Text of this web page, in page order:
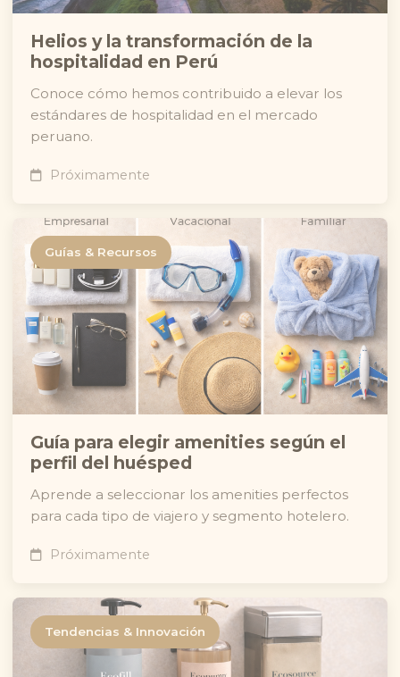
Helios y la transformación de la
hospitalidad en Perú
Conoce cómo hemos contribuido a elevar los
estándares de hospitalidad en el mercado
peruano.
Próximamente
Guías & Recursos
Guía para elegir amenities según el
perfil del huésped
Aprende a seleccionar los amenities perfectos
para cada tipo de viajero y segmento hotelero.
Próximamente
Tendencias & Innovación